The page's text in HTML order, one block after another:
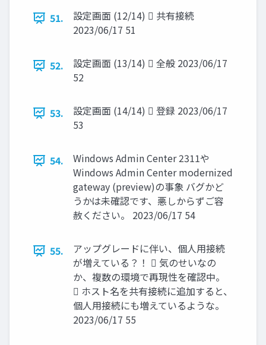
51.
設定画面 (12/14)  共有接続
2023/06/17 51
52.
設定画面 (13/14)  全般 2023/06/17
52
53.
設定画面 (14/14)  登録 2023/06/17
53
54.
Windows Admin Center 2311や
Windows Admin Center modernized
gateway (preview)の事象 バグかど
うかは未確認です、悪しからずご容
赦ください。 2023/06/17 54
55.
アップグレードに伴い、個人用接続
が増えている？！  気のせいなの
か、複数の環境で再現性を確認中。
 ホスト名を共有接続に追加すると、
個人用接続にも増えているような。
2023/06/17 55